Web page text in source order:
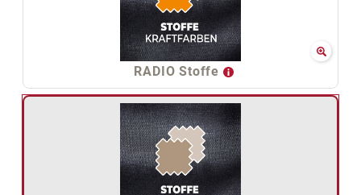
RADIO Stoffe